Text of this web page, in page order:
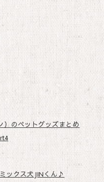
）のペットグッズまとめ
ックス犬JINくん♪